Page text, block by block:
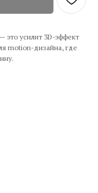
это усилит 3D-эффект
motion-дизайна, где